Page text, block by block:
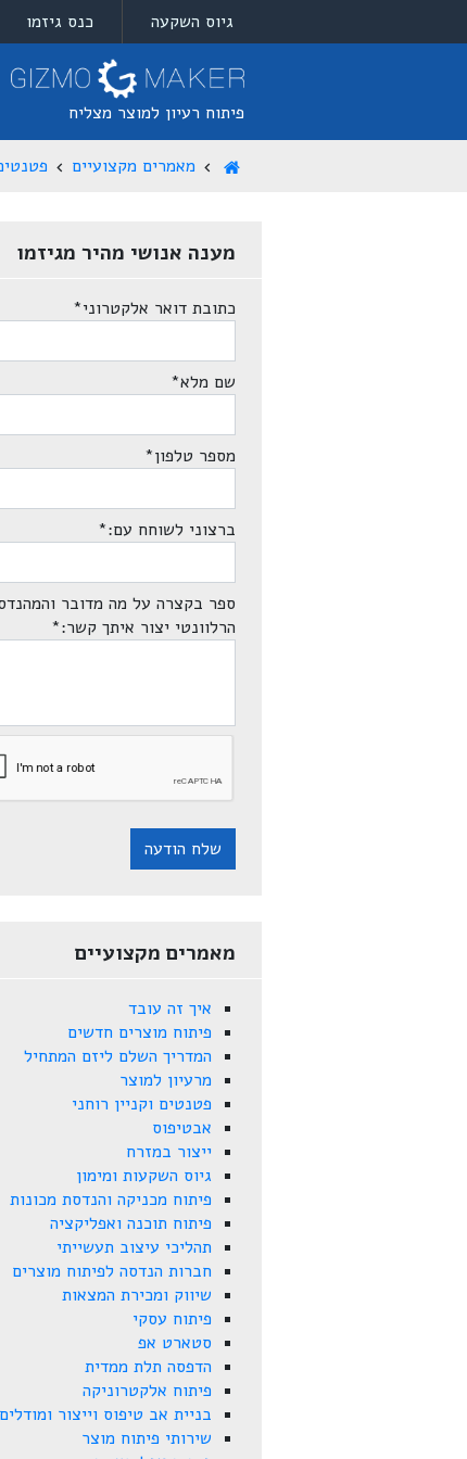
גיוס השקעה כנס גיזמו
פיתוח רעיון למוצר מצליח
מאמרים מקצועיים
מענה אנושי מהיר מגיזמו
כתובת דואר אלקטרוני*
שם מלא*
מספר טלפון*
ברצוני לשוחח עם:*
ספר בקצרה על מה מדובר
הרלוונטי יצור איתך קשר:*
שלח הודעה
מאמרים מקצועיים
איך זה עובד
פיתוח מוצרים חדשים
המדריך השלם ליזם המתחיל
מרעיון למוצר
פטנטים וקניין רוחני
אבטיפוס
ייצור במזרח
גיוס השקעות ומימון
פיתוח מכניקה והנדסת מכונות
פיתוח תוכנה ואפליקציה
תהליכי עיצוב תעשייתי
חברות הנדסה לפיתוח מוצרים
שיווק ומכירת המצאות
פיתוח עסקי
סטארט אפ
הדפסה תלת ממדית
פיתוח אלקטרוניקה
בניית אב טיפוס וייצור ומודלים
שירותי פיתוח מוצר